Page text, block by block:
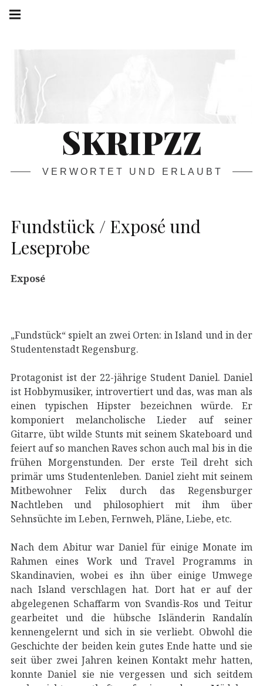
Springe
zum
SKRIPZZ
VERWORTET UND ERLAUBT
Fundstück / Exposé und
Leseprobe
Exposé
„Fundstück“ spielt an zwei Orten: in Island und in der
Studentenstadt Regensburg.
Protagonist ist der 22-jährige Student Daniel. Daniel
ist Hobbymusiker, introvertiert und das, was man als
einen typischen Hipster bezeichnen würde. Er
komponiert melancholische Lieder auf seiner
Gitarre, übt wilde Stunts mit seinem Skateboard und
feiert auf so manchen Raves schon auch mal bis in die
frühen Morgenstunden. Der erste Teil dreht sich
primär ums Studentenleben. Daniel zieht mit seinem
Mitbewohner Felix durch das Regensburger
Nachtleben und philosophiert mit ihm über
Sehnsüchte im Leben, Fernweh, Pläne, Liebe, etc.
Nach dem Abitur war Daniel für einige Monate im
Rahmen eines Work und Travel Programms in
Skandinavien, wobei es ihn über einige Umwege
nach Island verschlagen hat. Dort hat er auf der
abgelegenen Schaffarm von Svandìs-Ros und Teitur
gearbeitet und die hübsche Isländerin Randalín
kennengelernt und sich in sie verliebt. Obwohl die
Geschichte der beiden kein gutes Ende hatte und sie
seit über zwei Jahren keinen Kontakt mehr hatten,
konnte Daniel sie nie vergessen und sich seitdem